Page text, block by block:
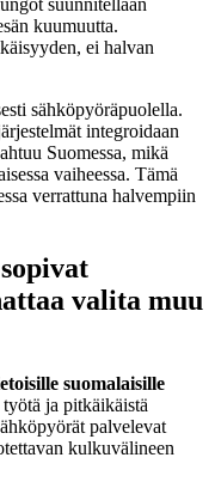
suunnitellaan
kuumuutta.
ei halvan
sähköpyöräpuolella.
integroidaan
Suomessa, mikä
vaiheessa. Tämä
verrattuna halvempiin
valita muu
suomalaisille
ja pitkäikäistä
palvelevat
kulkuvälineen